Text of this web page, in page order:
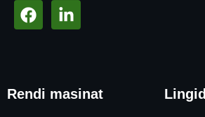
Rendi masinat Lingid